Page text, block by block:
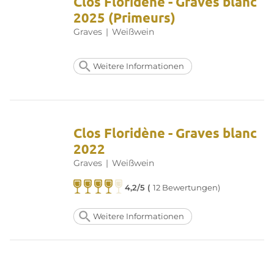
2025 (Primeurs)
Graves | Weißwein
Weitere Informationen
Clos Floridène - Graves blanc
2022
Graves | Weißwein
4,2/5 (12 Bewertungen)
Weitere Informationen